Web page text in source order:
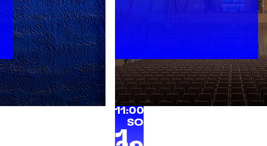
11:00 Uhr | Heilig Kreuz
1.
SO